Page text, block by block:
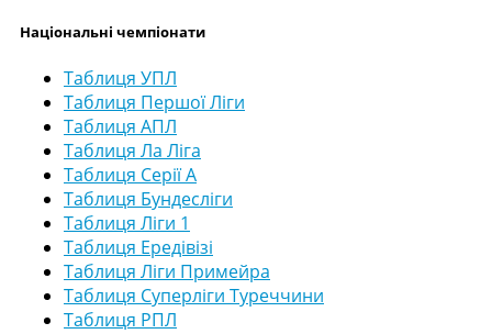
Національні чемпіонати
Таблиця УПЛ
Таблиця Першої Ліги
Таблиця АПЛ
Таблиця Ла Ліга
Таблиця Серії А
Таблиця Бундесліги
Таблиця Ліги 1
Таблиця Ередівізі
Таблиця Ліги Примейра
Таблиця Суперліги Туреччини
Таблиця РПЛ